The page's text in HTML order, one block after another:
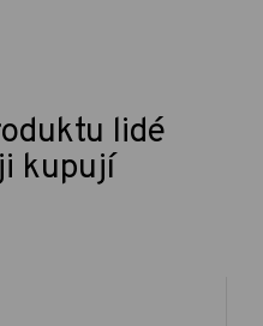
lidé
kupují